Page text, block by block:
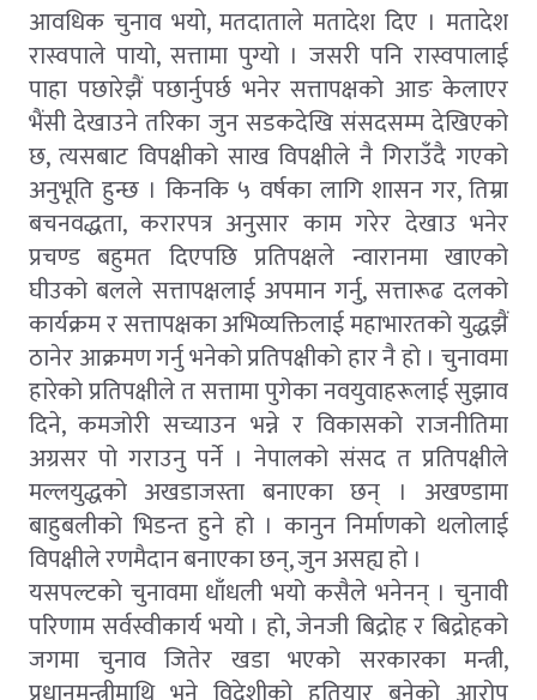
आवधिक चुनाव भयो, मतदाताले मतादेश दिए । मतादेश
रास्वपाले पायो, सत्तामा पुग्यो । जसरी पनि रास्वपालाई
पाहा पछारेझैं पछार्नुपर्छ भनेर सत्तापक्षको आङ केलाएर
भैंसी देखाउने तरिका जुन सडकदेखि संसदसम्म देखिएको
छ, त्यसबाट विपक्षीको साख विपक्षीले नै गिराउँदै गएको
अनुभूति हुन्छ । किनकि ५ वर्षका लागि शासन गर, तिम्रा
बचनवद्धता, करारपत्र अनुसार काम गरेर देखाउ भनेर
प्रचण्ड बहुमत दिएपछि प्रतिपक्षले न्वारानमा खाएको
घीउको बलले सत्तापक्षलाई अपमान गर्नु, सत्तारूढ दलको
कार्यक्रम र सत्तापक्षका अभिव्यक्तिलाई महाभारतको युद्धझैं
ठानेर आक्रमण गर्नु भनेको प्रतिपक्षीको हार नै हो । चुनावमा
हारेको प्रतिपक्षीले त सत्तामा पुगेका नवयुवाहरूलाई सुझाव
दिने, कमजोरी सच्याउन भन्ने र विकासको राजनीतिमा
अग्रसर पो गराउनु पर्ने । नेपालको संसद त प्रतिपक्षीले
मल्लयुद्धको अखडाजस्ता बनाएका छन् । अखण्डामा
बाहुबलीको भिडन्त हुने हो । कानुन निर्माणको थलोलाई
विपक्षीले रणमैदान बनाएका छन्, जुन असह्य हो ।
यसपल्टको चुनावमा धाँधली भयो कसैले भनेनन् । चुनावी
परिणाम सर्वस्वीकार्य भयो । हो, जेनजी बिद्रोह र बिद्रोहको
जगमा चुनाव जितेर खडा भएको सरकारका मन्त्री,